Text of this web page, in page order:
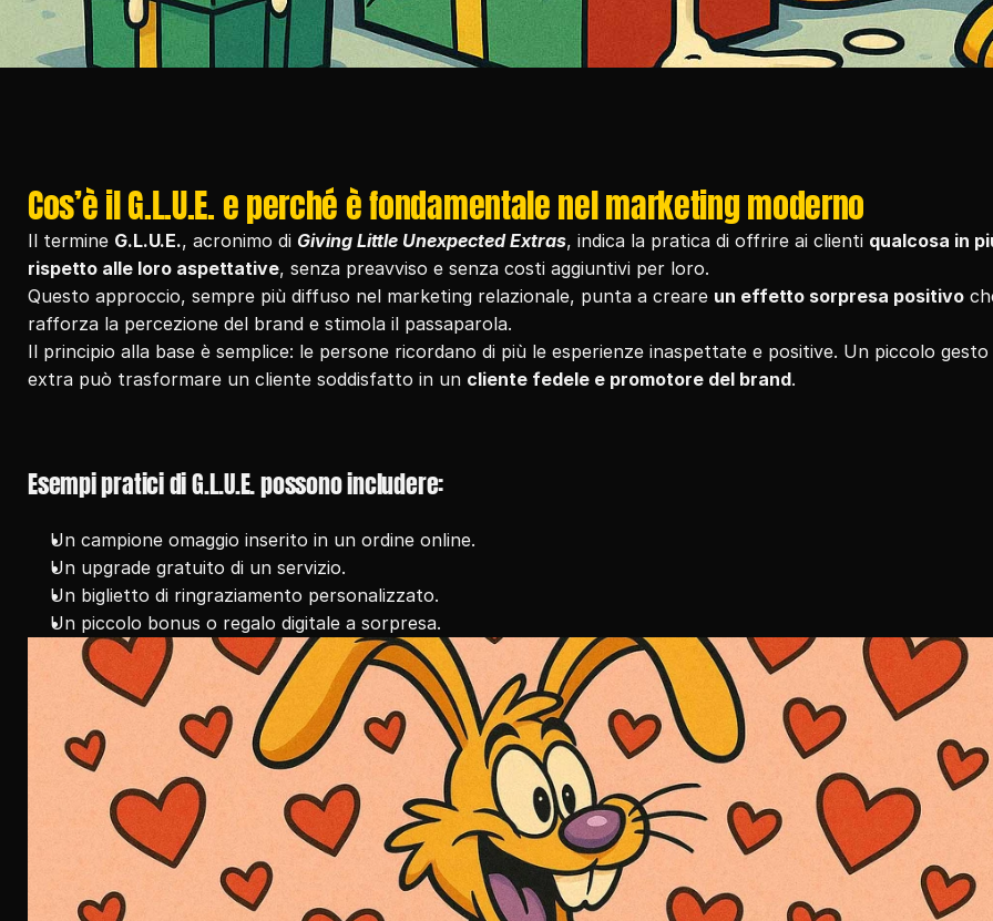
Cos’è il G.L.U.E. e perché è fondamentale nel marketing moderno
Il termine G.L.U.E., acronimo di Giving Little Unexpected Extras, indica la pratica di offrire ai clienti qualcosa in
rispetto alle loro aspettative, senza preavviso e senza costi aggiuntivi per loro.
Questo approccio, sempre più diffuso nel marketing relazionale, punta a creare un effetto sorpresa positivo
rafforza la percezione del brand e stimola il passaparola.
Il principio alla base è semplice: le persone ricordano di più le esperienze inaspettate e positive. Un piccolo gesto
extra può trasformare un cliente soddisfatto in un cliente fedele e promotore del brand.
Esempi pratici di G.L.U.E. possono includere:
Un campione omaggio inserito in un ordine online.
Un upgrade gratuito di un servizio.
Un biglietto di ringraziamento personalizzato.
Un piccolo bonus o regalo digitale a sorpresa.